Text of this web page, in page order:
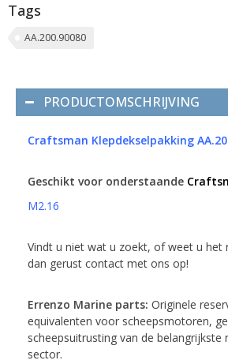
Tags
AA.200.90080
PRODUCTOMSCHRIJVING
Craftsman Klepdekselpakking
Geschikt voor onderstaande
M2.16
Vindt u niet wat u zoekt, of weet u het
dan gerust contact met ons op!
Errenzo Marine parts: Originele
equivalenten voor scheepsmotoren,
scheepsuitrusting van de belangrijkste
sector.